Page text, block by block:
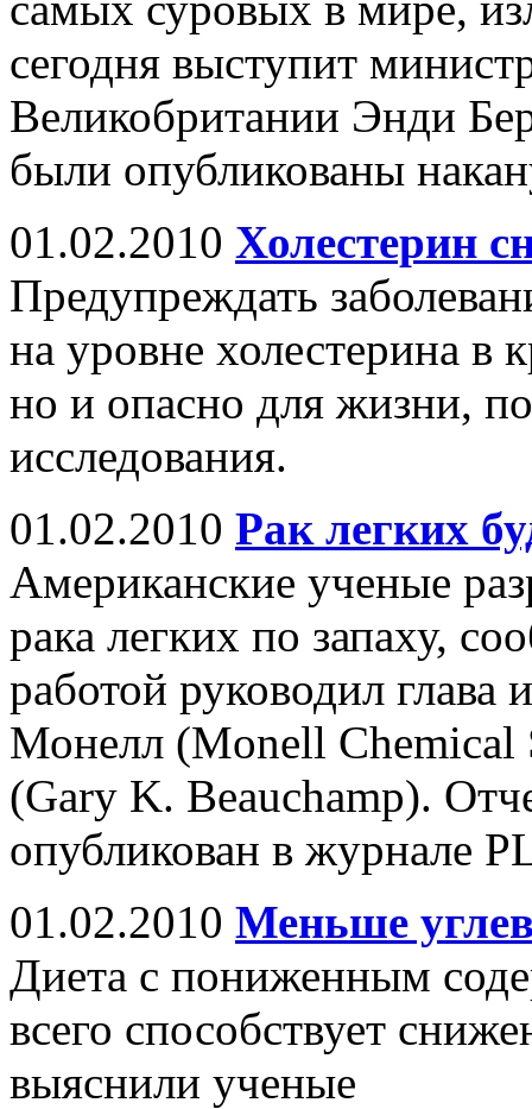
сегодня выступит
Великобритании Энди
были опубликованы
01.02.2010 Холестерин
Предупреждать
на уровне холестерина в
но и опасно для жизни,
исследования.
01.02.2010 Рак легких
Американские ученые
рака легких по запаху,
работой руководил глава
Монелл (Monell Chemical
(Gary K. Beauchamp).
опубликован в журнале
01.02.2010 Меньше
Диета с пониженным
всего способствует
выяснили ученые